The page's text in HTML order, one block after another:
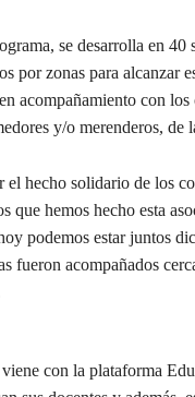
se desarrolla en 40
por zonas para alcanzar
acompañamiento con los
y/o merenderos, de
el hecho solidario de los
que hemos hecho esta
podemos estar juntos
fueron acompañados
con la plataforma